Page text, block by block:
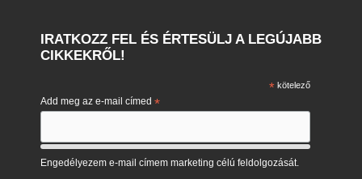
IRATKOZZ FEL ÉS ÉRTESÜLJ A LEGÚJABB
CIKKEKRŐL!
* kötelező
Add meg az e-mail címed *
Engedélyezem e-mail címem marketing célú feldolgozását.